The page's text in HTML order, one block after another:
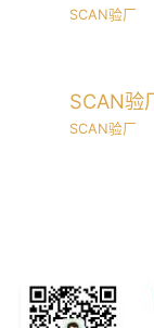
SCAN验厂
SCAN验
SCAN验厂